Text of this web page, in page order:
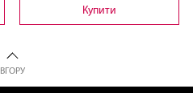
Купити
ВГОРУ